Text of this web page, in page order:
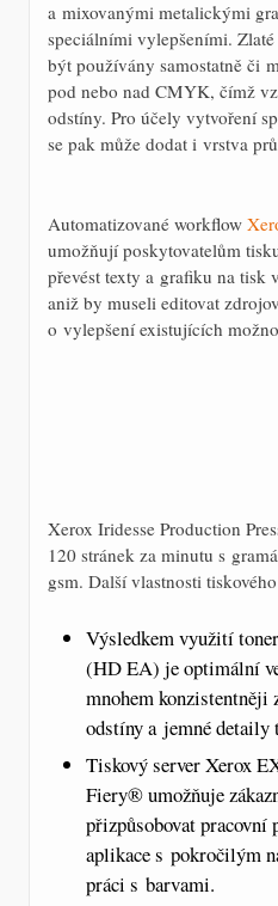
a mixovanými metalickými
speciálními vylepšeními.
být používány samostatně či
pod nebo nad CMYK, čímž
odstíny. Pro účely vytvoření
se pak může dodat i vrstva
Automatizované workflow
umožňují poskytovatelům
převést texty a grafiku na tisk
aniž by museli editovat
o vylepšení existujících
Xerox Iridesse Production
120 stránek za minutu s
gsm. Další vlastnosti
Výsledkem využití
(HD EA) je optimální
mnohem
odstíny a jemné detaily
Tiskový server Xerox
Fiery® umožňuje
přizpůsobovat pracovní
aplikace s pokročilým
práci s barvami.